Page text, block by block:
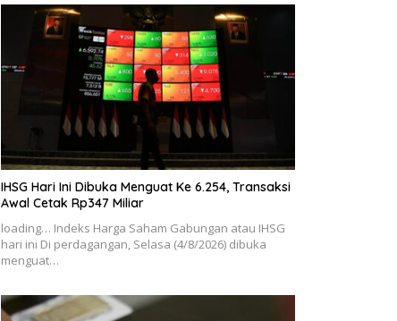
IHSG Hari Ini Dibuka Menguat Ke 6.254, Transaksi
Awal Cetak Rp347 Miliar
loading… Indeks Harga Saham Gabungan atau IHSG
hari ini Di perdagangan, Selasa (4/8/2026) dibuka
menguat…